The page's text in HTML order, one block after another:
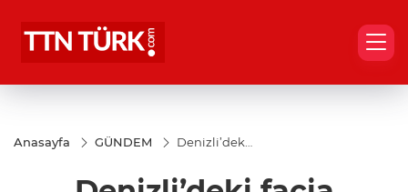
Anasayfa GÜNDEM
Denizli’deki
otobüs